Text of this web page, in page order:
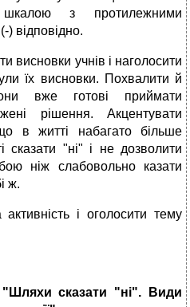
шкалою з протилежними
) відповідно.
висновки учнів і наголосити
їх висновки. Похвалити й
вже готові приймати
рішення. Акцентувати
в житті набагато більше
сказати "ні" і не дозволити
ніж слабовольно казати
ж.
і оголосити тему
сказати "ні". Види